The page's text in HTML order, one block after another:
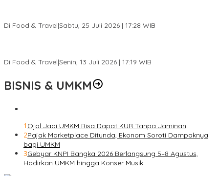
Di Food & Travel|Sabtu, 25 Juli 2026 | 17:28 WIB
Di Food & Travel|Senin, 13 Juli 2026 | 17:19 WIB
BISNIS & UMKM
1 Ojol Jadi UMKM Bisa Dapat KUR Tanpa Jaminan
2Pajak Marketplace Ditunda, Ekonom Soroti Dampaknya
bagi UMKM
3Gebyar KNPI Bangka 2026 Berlangsung 5–8 Agustus,
Hadirkan UMKM hingga Konser Musik